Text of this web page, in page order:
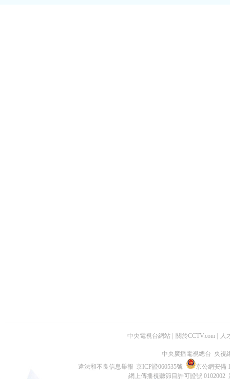
中央電視台網站 關於CCTV.com 人
中央廣播電視總台 央視
違法和不良信息舉報 京ICP證060535號
京公網安備
網上傳播視聽節目許可證號 0102002